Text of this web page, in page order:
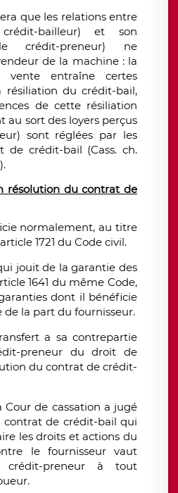
que les relations entre
bailleur) et son
crédit-preneur) ne
de la machine : la
vente entraîne certes
résiliation du crédit-bail,
de cette résiliation
sort des loyers perçus
sont réglées par les
de crédit-bail (Cass. ch.
résolution du contrat de
normalement, au titre
1721 du Code civil.
jouit de la garantie des
1641 du même Code,
dont il bénéficie
la part du fournisseur.
a sa contrepartie
preneur du droit de
du contrat de crédit-
Cour de cassation a jugé
contrat de crédit-bail qui
les droits et actions du
le fournisseur vaut
crédit-preneur à tout